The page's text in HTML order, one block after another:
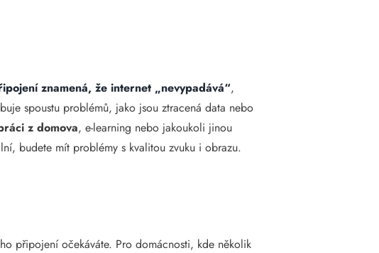
znamená, že internet „nevypadává“,
spoustu problémů, jako jsou ztracená data nebo
z domova, e-learning nebo jakoukoli jinou
budete mít problémy s kvalitou zvuku i obrazu.
připojení očekáváte. Pro domácnosti, kde několik